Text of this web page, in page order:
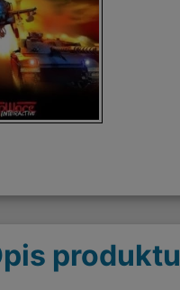
produktu